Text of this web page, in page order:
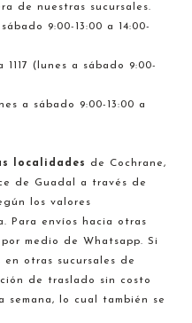
de nuestras sucursales.
9:00-13:00 a 14:00-
(lunes a sábado 9:00-
a sábado 9:00-13:00 a
localidades de Cochrane,
de Guadal a través de
los valores
Para envíos hacia otras
medio de Whatsapp. Si
otras sucursales de
de traslado sin costo
semana, lo cual también se